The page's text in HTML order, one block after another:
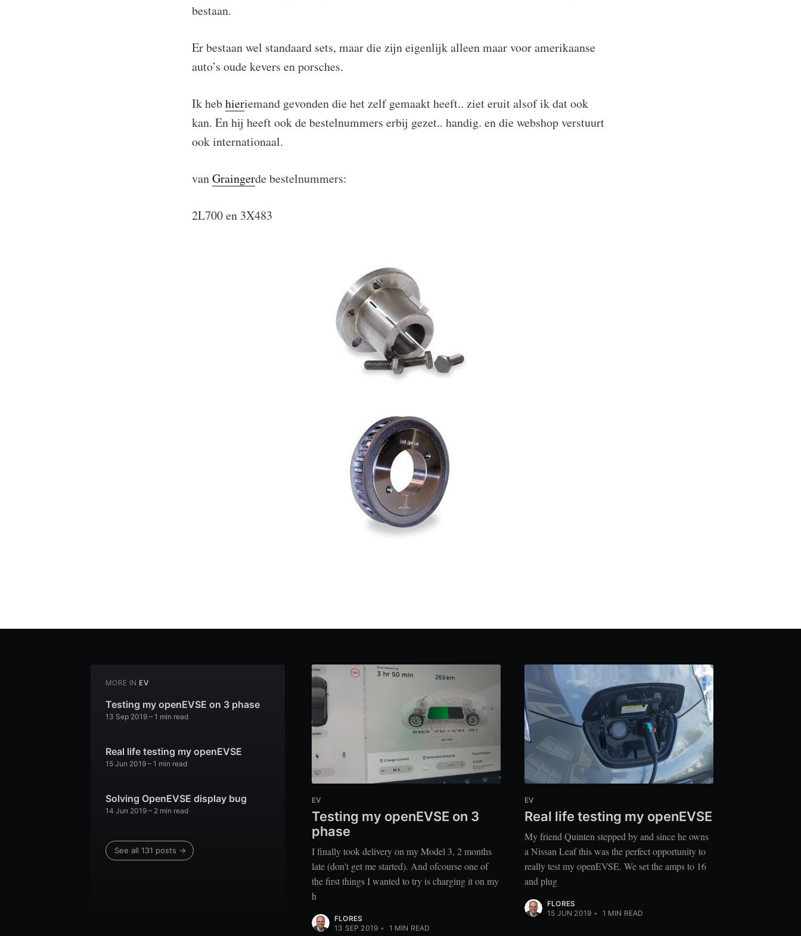
bestaan.
Er bestaan wel standaard sets, maar die zijn eigenlijk alleen maar voor amerikaanse
auto’s oude kevers en porsches.
Ik hebhieriemand gevonden die het zelf gemaakt heeft.. ziet eruit alsof ik dat ook
kan. En hij heeft ook de bestelnummers erbij gezet.. handig. en die webshop verstuurt
ook internationaal.
vanGraingerde bestelnummers:
2L700 en 3X483
MORE IN EV
Testing my openEVSE on 3 phase
13 Sep 2019 – 1 min read
Real life testing my openEVSE
15 Jun 2019 – 1 min read
Solving OpenEVSE display bug
14 Jun 2019 – 2 min read
See all 131 posts →
EV
Testing my openEVSE on 3
phase
I finally took delivery on my Model 3, 2 months
late (don't get me started). And ofcourse one of
the first things I wanted to try is charging it on my
h
FLORES
13 SEP 2019 • 1 MIN READ
EV
Real life testing my openEVSE
My friend Quinten stepped by and since he owns
a Nissan Leaf this was the perfect opportunity to
really test my openEVSE. We set the amps to 16
and plug
FLORES
15 JUN 2019 • 1 MIN READ